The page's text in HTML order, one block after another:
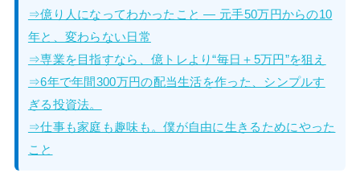
⇒億り人になってわかったこと — 元手50万円からの10
年と、変わらない日常
⇒専業を目指すなら、億トレより“毎日＋5万円”を狙え
⇒6年で年間300万円の配当生活を作った、シンプルす
ぎる投資法。
⇒仕事も家庭も趣味も。僕が自由に生きるためにやった
こと